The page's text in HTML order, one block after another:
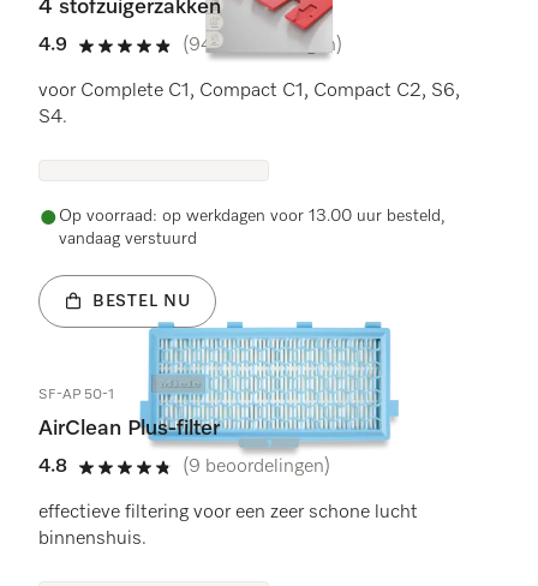
4 stofzuigerzakken
4.9
4.9 sterren op 5
(94 beoordelingen)
voor Complete C1, Compact C1, Compact C2, S6,
S4.
Op voorraad: op werkdagen voor 13.00 uur besteld,
vandaag verstuurd
BESTEL NU
SF-AP 50-1
AirClean Plus-filter
4.8
4.8 sterren op 5
(9 beoordelingen)
effectieve filtering voor een zeer schone lucht
binnenshuis.